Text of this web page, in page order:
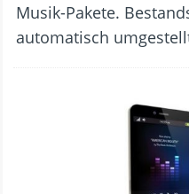
Musik-Pakete.
automatisch